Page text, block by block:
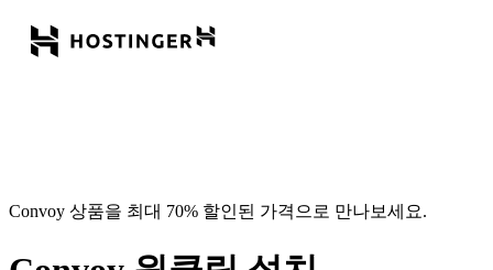
Convoy 상품을 최대 70% 할인된 가격으로 만나보세요.